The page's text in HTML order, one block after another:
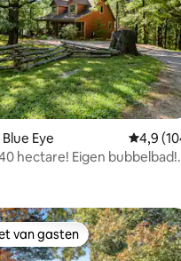
4,98 uit 5, 256 recensies
Eye
4,9
hectare! Eigen bubbelbad!
van gasten
van gasten